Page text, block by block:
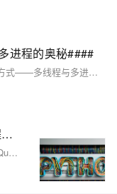
进程的奥秘####
本文深入探讨了Python中并发编程的两种主要方式——多线程与多进程，通过对比分析它们的工作原理、适用场景及性能差异，揭示了在不同应用需求下如何合理选择并发模型。文章首先简述了并发编程的基本概念，随后详细阐述了Python中多线程与多进程的实现机制，包括GIL（全局解释器锁）对多线程的影响以及多进程的独立内存空间特性。最后，通过实例演示了如何在Python项目中有效利用多线程和多进程提升程序性能。 ####
如何确保Python Queue的线程和进程安全性：使用锁的技巧
本文探讨了在Python爬虫技术中使用锁来保障Queue（队列）的线程和进程安全性。通过分析`queue.Queue`及`multiprocessing.Queue`的基本线程与进程安全特性，文章指出在特定场景下使用锁的重要性。文中还提供了一个综合示例，该示例利用亿牛云爬虫代理服务、多线程技术和锁机制，实现了高效且安全的网页数据采集流程。示例涵盖了代理IP、User-Agent和Cookie的设置，以及如何使用BeautifulSoup解析HTML内容并将其保存为文档。通过这种方式，不仅提高了数据采集效率，还有效避免了并发环境下的数据竞争问题。